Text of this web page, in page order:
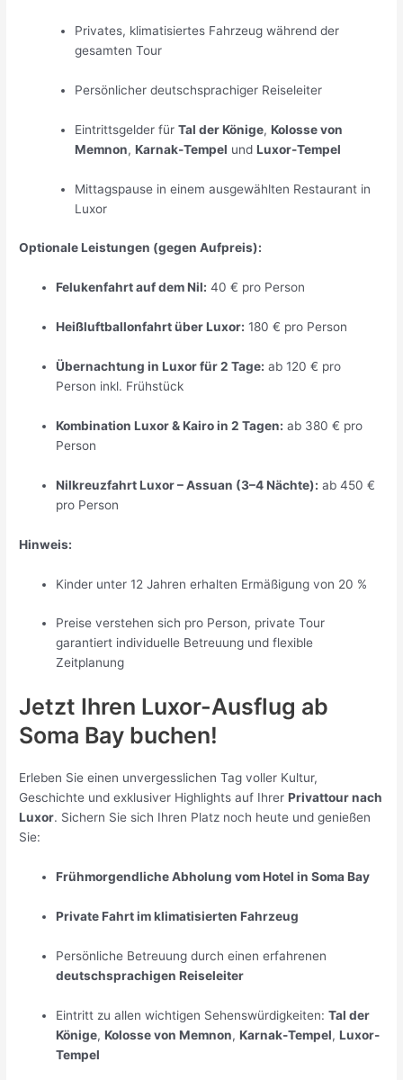
Privates, klimatisiertes Fahrzeug während der
gesamten Tour
Persönlicher deutschsprachiger Reiseleiter
Eintrittsgelder für Tal der Könige, Kolosse von
Memnon, Karnak-Tempel und Luxor-Tempel
Mittagspause in einem ausgewählten Restaurant in
Luxor
Optionale Leistungen (gegen Aufpreis):
Felukenfahrt auf dem Nil: 40 € pro Person
Heißluftballonfahrt über Luxor: 180 € pro Person
Übernachtung in Luxor für 2 Tage: ab 120 € pro
Person inkl. Frühstück
Kombination Luxor & Kairo in 2 Tagen: ab 380 € pro
Person
Nilkreuzfahrt Luxor – Assuan (3–4 Nächte): ab 450 €
pro Person
Hinweis:
Kinder unter 12 Jahren erhalten Ermäßigung von 20 %
Preise verstehen sich pro Person, private Tour
garantiert individuelle Betreuung und flexible
Zeitplanung
Jetzt Ihren Luxor-Ausflug ab
Soma Bay buchen!
Erleben Sie einen unvergesslichen Tag voller Kultur,
Geschichte und exklusiver Highlights auf IhrerPrivattour nach
Luxor. Sichern Sie sich Ihren Platz noch heute und genießen
Sie:
Frühmorgendliche Abholung vom Hotel in Soma Bay
Private Fahrt im klimatisierten Fahrzeug
Persönliche Betreuung durch einen erfahrenen
deutschsprachigen Reiseleiter
Eintritt zu allen wichtigen Sehenswürdigkeiten:Tal der
Könige,Kolosse von Memnon,Karnak-Tempel,Luxor-
Tempel